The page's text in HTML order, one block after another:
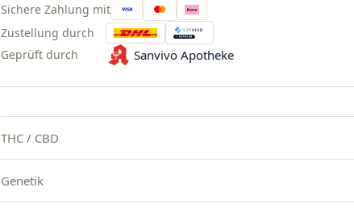
Sichere Zahlung mit
Zustellung durch
Geprüft durch
Sanvivo Apotheke
THC / CBD
Genetik